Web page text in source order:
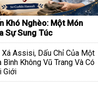
Khó Nghèo: Một Món
Sự Sung Túc
Xá Assisi, Dấu Chỉ Của Một
Bình Không Vũ Trang Và Có
Giới